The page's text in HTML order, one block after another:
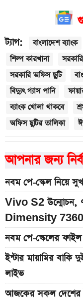
ট্যাগ: বাংলাদেশ ব্যাংক
শিল্প কারখানা
সরকারি অফিস ছুটি
বিদ্যুৎ গ্যাস পানি
ব্যাংক খোলা থাকবে
অফিস ছুটির তালিকা
আপনার জন্য
নবম পে-স্কেল নিয়ে
Vivo S2 উন্মোচন,
Dimensity 7360-
নবম পে-স্কেলের ফাইল
ইন্টার মায়ামির বাকি
লাইভ
আজকের সকল দেশের